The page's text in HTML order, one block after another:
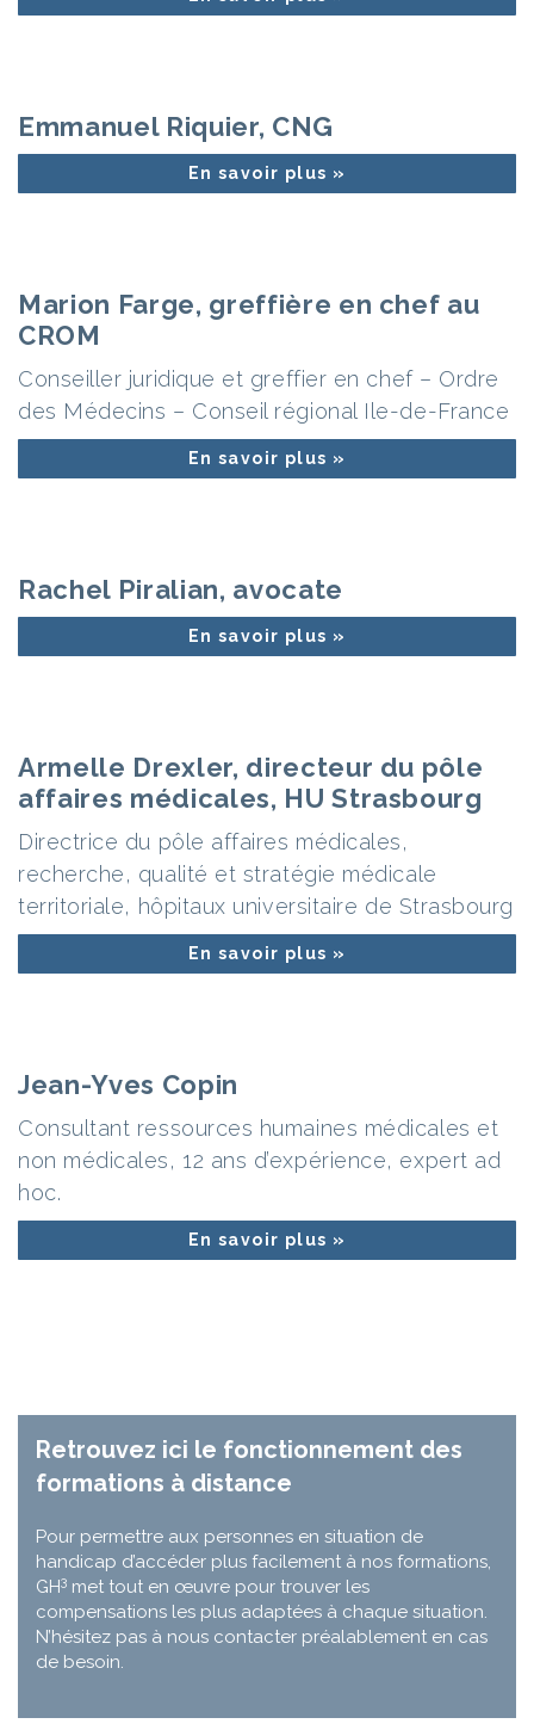
Emmanuel Riquier, CNG
En savoir plus »
Marion Farge, greffière en chef au
CROM
Conseiller juridique et greffier en chef – Ordre
des Médecins – Conseil régional Ile-de-France
En savoir plus »
Rachel Piralian, avocate
En savoir plus »
Armelle Drexler, directeur du pôle
affaires médicales, HU Strasbourg
Directrice du pôle affaires médicales,
recherche, qualité et stratégie médicale
territoriale, hôpitaux universitaire de Strasbourg
En savoir plus »
Jean-Yves Copin
Consultant ressources humaines médicales et
non médicales, 12 ans d’expérience, expert ad
hoc.
En savoir plus »
Retrouvez ici le fonctionnement des
formations à distance
Pour permettre aux personnes en situation de
handicap d’accéder plus facilement à nos formations,
GH3 met tout en œuvre pour trouver les
compensations les plus adaptées à chaque situation.
N’hésitez pas à nous contacter préalablement en cas
de besoin.